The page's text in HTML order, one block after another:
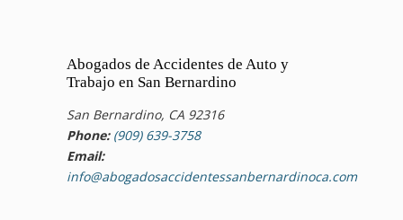
Abogados de Accidentes de Auto y
Trabajo en San Bernardino
San Bernardino, CA 92316
Phone: (909) 639-3758
Email:
info@abogadosaccidentessanbernardinoca.com